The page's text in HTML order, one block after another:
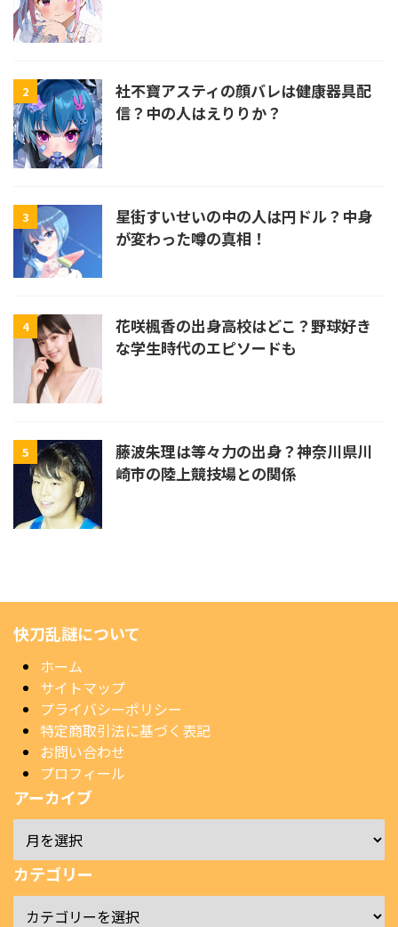
2
社不寶アスティの顔バレは健康器具配
信？中の人はえりりか？
3
星街すいせいの中の人は円ドル？中身
が変わった噂の真相！
4
花咲楓香の出身高校はどこ？野球好き
な学生時代のエピソードも
5
藤波朱理は等々力の出身？神奈川県川
崎市の陸上競技場との関係
快刀乱謎について
ホーム
サイトマップ
プライバシーポリシー
特定商取引法に基づく表記
お問い合わせ
プロフィール
アーカイブ
カテゴリー